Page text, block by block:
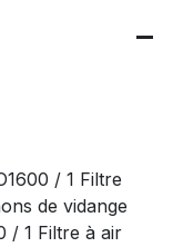
/ 1 Filtre
de vidange
/ 1 Filtre à air